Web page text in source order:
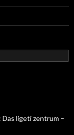
ligeti zentrum –